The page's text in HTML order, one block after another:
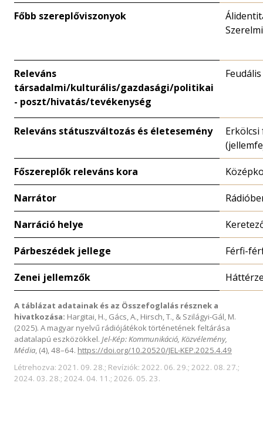
Főbb szereplőviszonyok
Releváns
társadalmi/kulturális/gazdasági/politikai
- poszt/hivatás/tevékenység
Releváns státuszváltozás és életesemény
Erkölcsi
Főszereplők releváns kora
Narrátor
Narráció helye
Párbeszédek jellege Férfi-
Zenei jellemzők
A táblázat adatainak és az Összefoglalás résznek a
hivatkozása: Hargitai, H., Gács, A., Hirsch, T., & Szilágyi-Gál, M.
(2025). A magyar nyelvű rádiójátékok történetének feltárása
adatalapú eszközökkel. Jel-Kép: Kommunikáció, Közvélemény,
Média, (4), 48–64. https://doi.org/10.20520/JEL-KEP.2025.4.49
Létrehozva: 2021. 09. 28.; Revíziók: 2022. 06. 29.; 2022. 08. 27.;
2024. 03. 28.; 2024. 04. 11.; 2026. 05. 23.